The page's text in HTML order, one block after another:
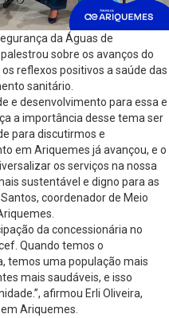
da Águas de
sobre os avanços do
reflexos positivos a saúde das
sanitário.
e desenvolvimento para essa e
a importância desse tema ser
para discutirmos e
em Ariquemes já avançou, e o
os serviços na nossa
sustentável e digno para as
coordenador de Meio
da concessionária no
Quando temos o
temos uma população mais
mais saudáveis, e isso
afirmou Erli Oliveira,
Ariquemes.